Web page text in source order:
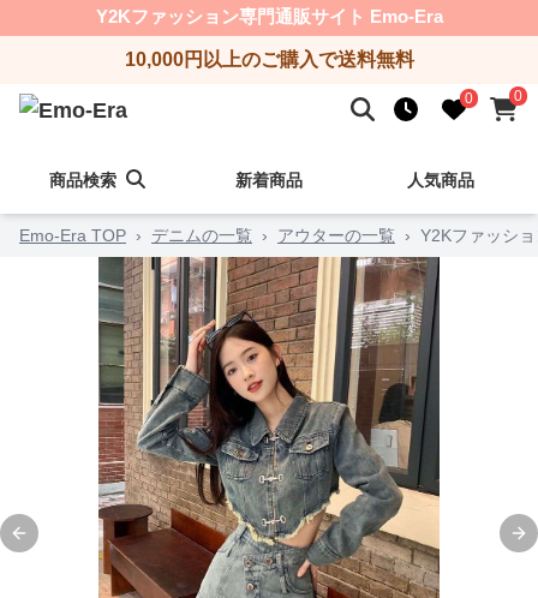
Y2Kファッション専門通販サイト Emo-Era
10,000円以上のご購入で送料無料
0 0
商品検索 新着商品 人気商品
Emo-Era TOP › デニムの一覧 › アウターの一覧 › Y2Kファッシ
Previous slide